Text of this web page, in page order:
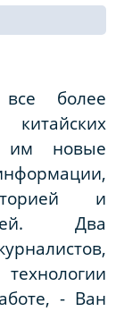
более
им новые
и
Два
- Ван